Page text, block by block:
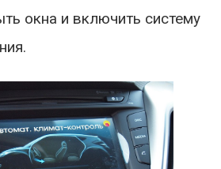
окна и включить систему